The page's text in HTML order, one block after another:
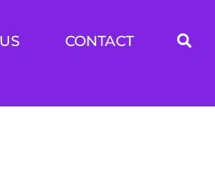
CONTACT